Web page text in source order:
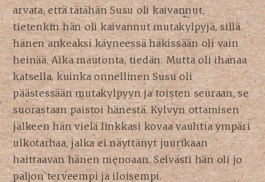
arvata, että tätähän Susu oli kaivannut,
tietenkin hän oli kaivannut mutakylpyjä, sillä
hänen ankeaksi käyneessä häkissään oli vain
heinää. Aika mautonta, tiedän. Mutta oli ihanaa
katsella, kuinka onnellinen Susu oli
päästessään mutakylpyyn ja toisten seuraan, se
suorastaan paistoi hänestä. Kylvyn ottamisen
jälkeen hän vielä linkkasi kovaa vauhtia ympäri
ulkotarhaa, jalka ei näyttänyt juurikaan
haittaavan hänen menoaan. Selvästi hän oli jo
paljon terveempi ja iloisempi.